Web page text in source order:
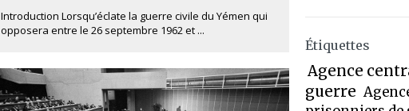
Introduction Lorsqu’éclate la guerre civile du Yémen qui
opposera entre le 26 septembre 1962 et ...
Étiquettes
Agence
guerre